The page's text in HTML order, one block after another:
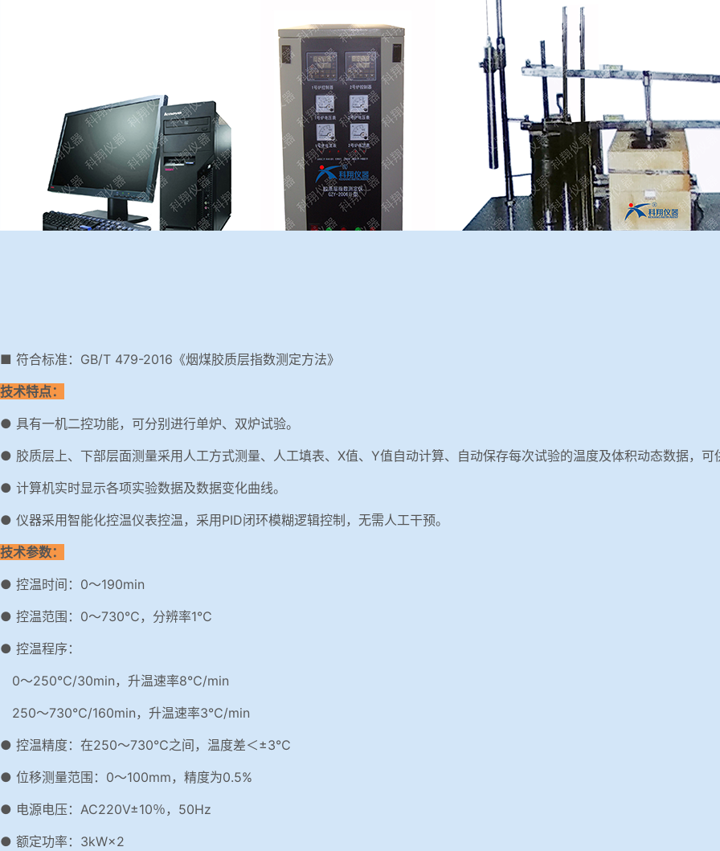
■ 符合标准：GB/T 479-2016《烟煤胶质层指数测定方法》
技术特点：
● 具有一机二控功能，可分别进行单炉、双炉试验。
● 胶质层上、下部层面测量采用人工方式测量、人工填表、X值、Y值自动计算、自动保存每次试验的温度及体积动态数据，
● 计算机实时显示各项实验数据及数据变化曲线。
● 仪器采用智能化控温仪表控温，采用PID闭环模糊逻辑控制，无需人工干预。
技术参数：
● 控温时间：0～190min
● 控温范围：0～730℃，分辨率1℃
● 控温程序：
0～250℃/30min，升温速率8℃/min
250～730℃/160min，升温速率3℃/min
● 控温精度：在250～730℃之间，温度差＜±3℃
● 位移测量范围：0～100mm，精度为0.5%
● 电源电压：AC220V±10％，50Hz
● 额定功率：3kW×2